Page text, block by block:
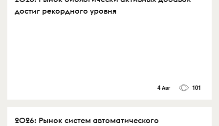
достиг рекордного уровня
4 Авг 101
2026: Рынок систем автоматического